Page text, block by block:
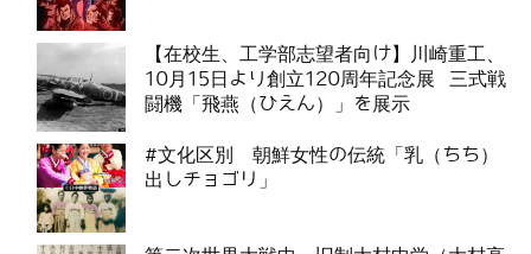
【在校生、工学部志望者向け】川崎重工、
10月15日より創立120周年記念展 三式戦
闘機「飛燕（ひえん）」を展示
#文化区別 朝鮮女性の伝統「乳（ちち）
出しチョゴリ」